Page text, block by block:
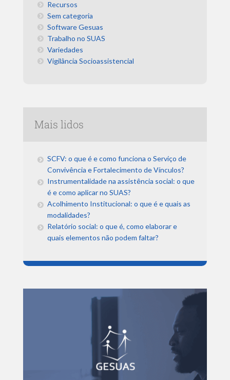
Recursos
Sem categoria
Software Gesuas
Trabalho no SUAS
Variedades
Vigilância Socioassistencial
Mais lidos
SCFV: o que é e como funciona o Serviço de
Convivência e Fortalecimento de Vínculos?
Instrumentalidade na assistência social: o que
é e como aplicar no SUAS?
Acolhimento Institucional: o que é e quais as
modalidades?
Relatório social: o que é, como elaborar e
quais elementos não podem faltar?